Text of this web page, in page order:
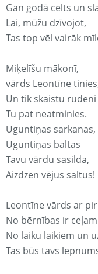
Gan godā celts un
Lai, mūžu dzīvojot,
Tas top vēl vairāk
Miķelīšu mākonī,
vārds Leontīne
Un tik skaistu rudeni
Tu pat neatminies.
Uguntiņas sarkanas,
Uguntiņas baltas
Tavu vārdu sasilda,
Aizdzen vējus saltus!
Leontīne vārds ar
No bērnības ir
No laiku laikiem un
Tas būs tavs